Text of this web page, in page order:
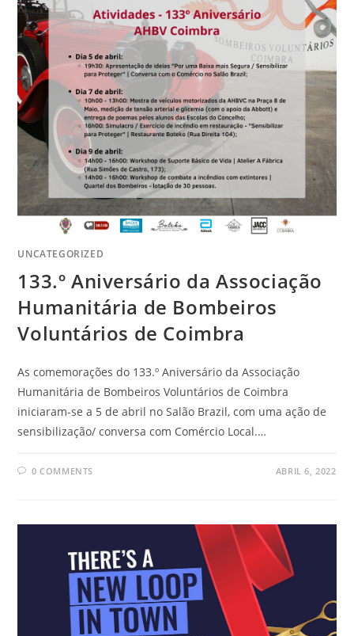
UNCATEGORIZED
133.º Aniversário da Associação
Humanitária de Bombeiros
Voluntários de Coimbra
As comemorações do 133.º Aniversário da Associação
Humanitária de Bombeiros Voluntários de Coimbra
iniciaram-se a 5 de abril no Salão Brazil, com uma ação de
sensibilização/ conversa com Comércio Local.…
0 COMMENTS ABRIL 6, 2022